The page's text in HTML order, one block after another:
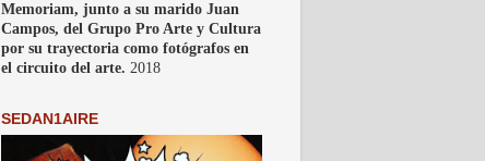
Memoriam, junto a su marido Juan
Campos, del Grupo Pro Arte y Cultura
por su trayectoria como fotógrafos en
el circuito del arte. 2018
SEDAN1AIRE